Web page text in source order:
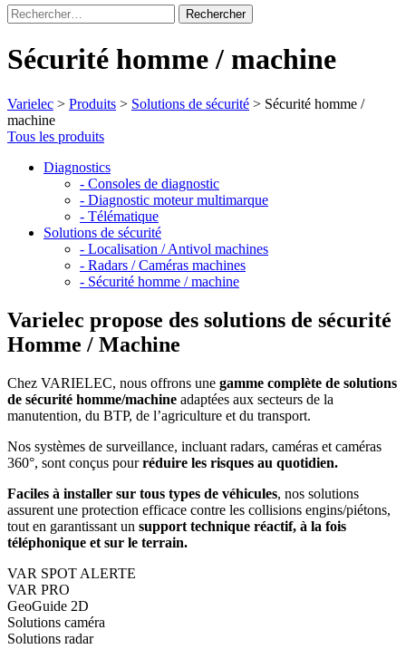
Rechercher :
Sécurité homme / machine
Varielec > Produits > Solutions de sécurité > Sécurité homme /
machine
Tous les produits
Diagnostics
- Consoles de diagnostic
- Diagnostic moteur multimarque
- Télématique
Solutions de sécurité
- Localisation / Antivol machines
- Radars / Caméras machines
- Sécurité homme / machine
Varielec propose des solutions de sécurité
Homme / Machine
Chez VARIELEC, nous offrons une gamme complète de solutions
de sécurité homme/machine adaptées aux secteurs de la
manutention, du BTP, de l’agriculture et du transport.
Nos systèmes de surveillance, incluant radars, caméras et caméras
360°, sont conçus pourréduire les risques au quotidien.
Faciles à installer sur tous types de véhicules, nos solutions
assurent une protection efficace contre les collisions engins/piétons,
tout en garantissant un support technique réactif, à la fois
téléphonique et sur le terrain.
VAR SPOT ALERTE
VAR PRO
GeoGuide 2D
Solutions caméra
Solutions radar